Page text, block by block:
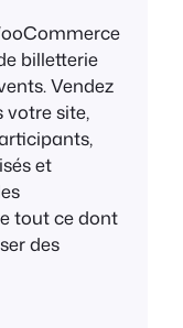
billetterie
Vendez
site,
et
tout ce dont
des